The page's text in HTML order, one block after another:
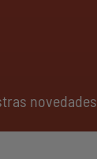
novedades